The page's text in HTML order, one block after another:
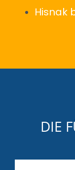
Hisnak
DIE